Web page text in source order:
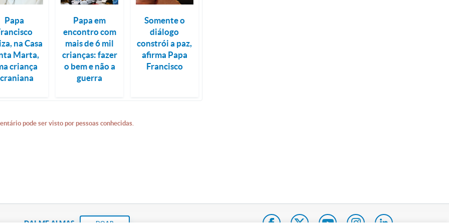
Papa
na Casa
Marta,
criança
Papa em
encontro com
mais de 6 mil
crianças: fazer
o bem e não a
guerra
Somente o
diálogo
constrói a paz,
afirma Papa
Francisco
pode ser visto por pessoas conhecidas.